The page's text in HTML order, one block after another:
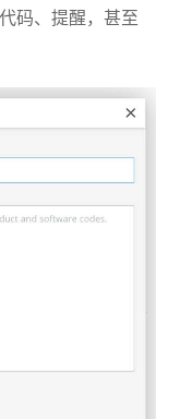
码、提醒，甚至